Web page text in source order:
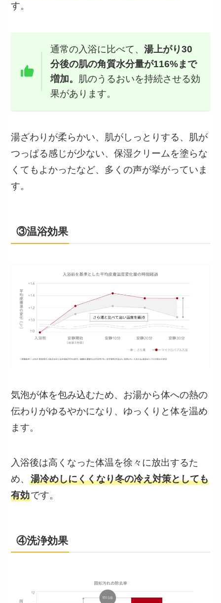
す。
通常の入浴に比べて、湯上がり30
分後の肌の角質水分量が116%まで
増加。 肌のうるおいを持続させる効
果があります。
湯ざわりが柔らかい、肌がしっとりする、肌が
つっぱる感じが少ない、保湿クリームを塗らな
くてもよかったなど、多くの声が挙がっていま
す。
③温浴効果
気泡が体を包み込むため、お湯から体への熱の
伝わりがゆるやかになり、ゆっくりと体を温め
ます。
入浴後は高くなった体温を徐々に放出するた
め、湯冷めしにくくなり冬の冷え対策としても
有効です。
④洗浄効果